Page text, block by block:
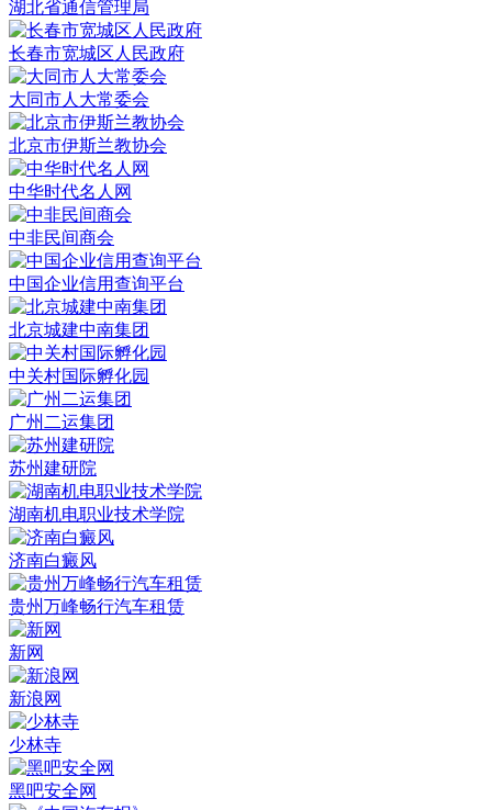
湖北省通信管理局
长春市宽城区人民政府
大同市人大常委会
北京市伊斯兰教协会
中华时代名人网
中非民间商会
中国企业信用查询平台
北京城建中南集团
中关村国际孵化园
广州二运集团
苏州建研院
湖南机电职业技术学院
济南白癜风
贵州万峰畅行汽车租赁
新网
新浪网
少林寺
黑吧安全网